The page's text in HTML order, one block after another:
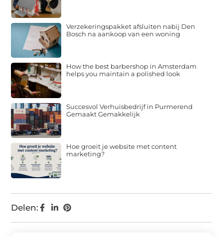
Delen:
Verzekeringspakket afsluiten nabij Den
Bosch na aankoop van een woning
How the best barbershop in Amsterdam
helps you maintain a polished look
Succesvol Verhuisbedrijf in Purmerend
Gemaakt Gemakkelijk
Hoe groeit je website met content
marketing?